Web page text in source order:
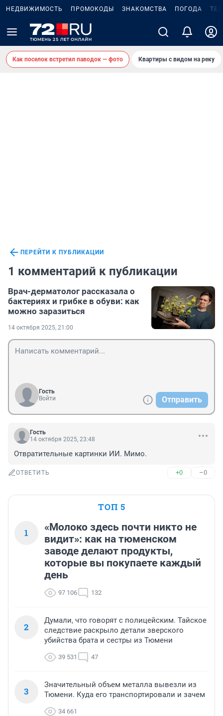
НЕДВИЖИМОСТЬ ПРОМОКОДЫ ЗНАКОМСТВА ПОГОДА
Как поселок встретил паводок — фото Квартиры с видом на реку
ПЕРЕЙТИ К ПУБЛИКАЦИИ
1 комментарий к публикации
Врач-дерматолог рассказала о
бактериях и грибке в обуви: как
можно заразиться
14 октября 2025, 21:00
Гость
Войти
Отправить
Гость
14 октября 2025, 23:48
Отвратительные картинки ИИ. Мимо.
ОТВЕТИТЬ +0 –0
ТОП 5
1
«Молоко здесь почти никто не
видит»: как на тюменском
заводе делают продукты,
которые вы покупаете каждый
день
97 106 132
2
Думали, что говорят с полицейским. Тайское
следствие раскрыло детали зверского
убийства брата и сестры из Тюмени
39 531 47
3
Значительный объем металла вывезли из
Тюмени. Куда его транспортировали и зачем
34 661